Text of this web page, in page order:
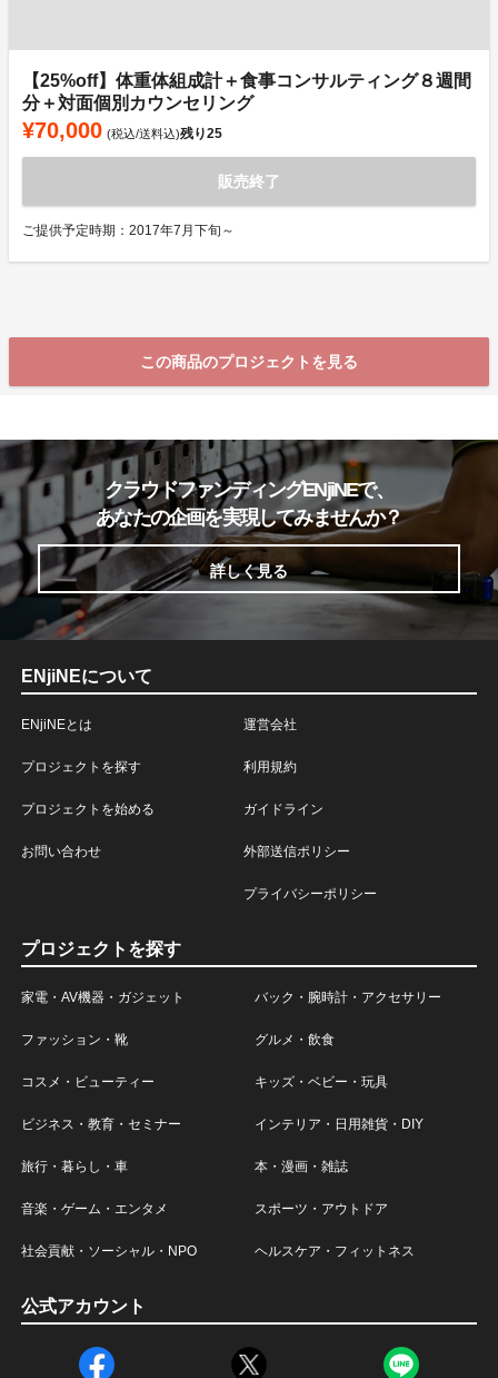
【25%off】体重体組成計＋食事コンサルティング８週間
分＋対面個別カウンセリング
¥70,000 (税込/送料込)残り25
販売終了
ご提供予定時期：2017年7月下旬～
この商品のプロジェクトを見る
クラウドファンディングENjiNEで、
あなたの企画を実現してみませんか？
詳しく見る
ENjiNEについて
ENjiNEとは
プロジェクトを探す
プロジェクトを始める
お問い合わせ
運営会社
利用規約
ガイドライン
外部送信ポリシー
プライバシーポリシー
プロジェクトを探す
家電・AV機器・ガジェット バック・腕時計・アクセサリー
ファッション・靴 グルメ・飲食
コスメ・ビューティー キッズ・ベビー・玩具
ビジネス・教育・セミナー インテリア・日用雑貨・DIY
旅行・暮らし・車 本・漫画・雑誌
音楽・ゲーム・エンタメ スポーツ・アウトドア
社会貢献・ソーシャル・NPO ヘルスケア・フィットネス
公式アカウント